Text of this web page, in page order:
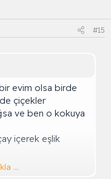
#15
evim olsa birde
çiçekler
ve ben o kokuya
içerek eşlik
...